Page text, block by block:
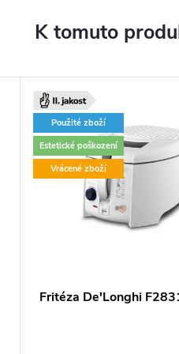
K tomuto
Použité zboží
Estetické poškození
Vrácené zboží
Fritéza De'Longhi